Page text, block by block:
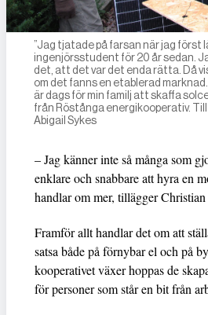
”Jag tjatade på farsan när jag först
ingenjörsstudent för 20 år sedan.
det, att det var det enda rätta. Då
om det fanns en etablerad
är dags för min familj att skaffa
från Röstånga energikooperativ.
Abigail Sykes
– Jag känner inte så många som
enklare och snabbare att hyra en
handlar om mer, tillägger
Framför allt handlar det om att
satsa både på förnybar el och på
kooperativet växer hoppas de
för personer som står en bit från